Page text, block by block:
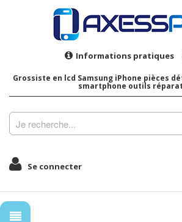
Informations pratiques
Grossiste en lcd Samsung iPhone pièces
smartphone outils
Se connecter